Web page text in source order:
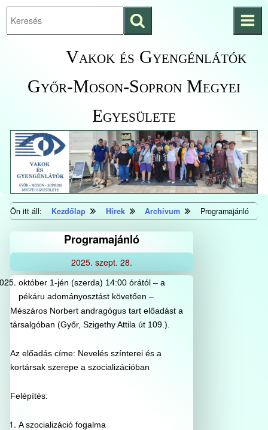
Ugrás a fő
KezdőlapraVakok és Gyengénlátók
Győr-Moson-Sopron Megyei
Egyesülete
Keresés
indítása
Ön itt áll: Kezdőlap Hírek Archívum Programajánló
Programajánló
2025. szept. 28.
október 1-jén (szerda) 14:00 órától – a
pékáru adományosztást követően –
Mészáros Norbert andragógus tart előadást a
társalgóban (Győr, Szigethy Attila út 109.).
Az előadás címe: Nevelés színterei és a
kortársak szerepe a szocializációban
Felépítés:
A szocializáció fogalma